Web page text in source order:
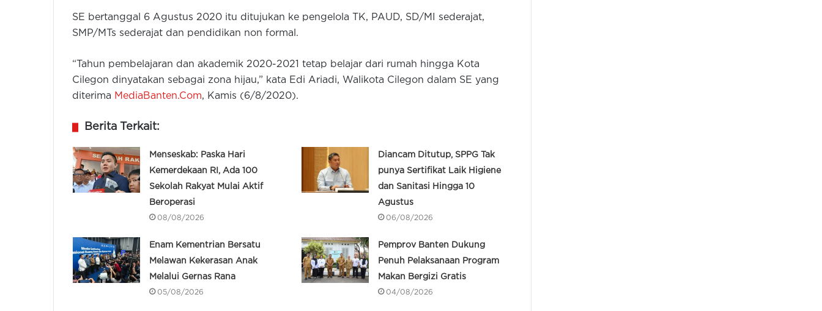
SE bertanggal 6 Agustus 2020 itu ditujukan ke pengelola TK, PAUD, SD/MI sederajat,
SMP/MTs sederajat dan pendidikan non formal.
“Tahun pembelajaran dan akademik 2020-2021 tetap belajar dari rumah hingga Kota
Cilegon dinyatakan sebagai zona hijau,” kata Edi Ariadi, Walikota Cilegon dalam SE yang
diterima MediaBanten.Com, Kamis (6/8/2020).
Berita Terkait:
Menseskab: Paska Hari
Kemerdekaan RI, Ada 100
Sekolah Rakyat Mulai Aktif
Beroperasi
08/08/2026
Diancam Ditutup, SPPG Tak
punya Sertifikat Laik Higiene
dan Sanitasi Hingga 10
Agustus
06/08/2026
Enam Kementrian Bersatu
Melawan Kekerasan Anak
Melalui Gernas Rana
05/08/2026
Pemprov Banten Dukung
Penuh Pelaksanaan Program
Makan Bergizi Gratis
04/08/2026